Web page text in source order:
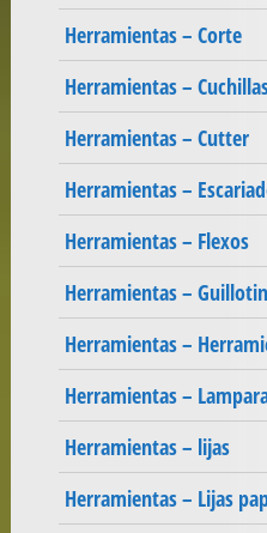
Herramientas – Corte
Herramientas –
Herramientas – Cutter
Herramientas –
Herramientas – Flexos
Herramientas –
Herramientas –
Herramientas –
Herramientas – lijas
Herramientas – Lijas